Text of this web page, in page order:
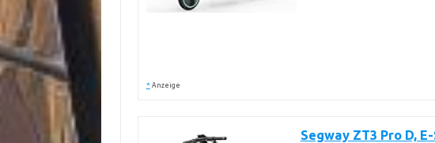
* Anzeige
Segway ZT3 Pro D,